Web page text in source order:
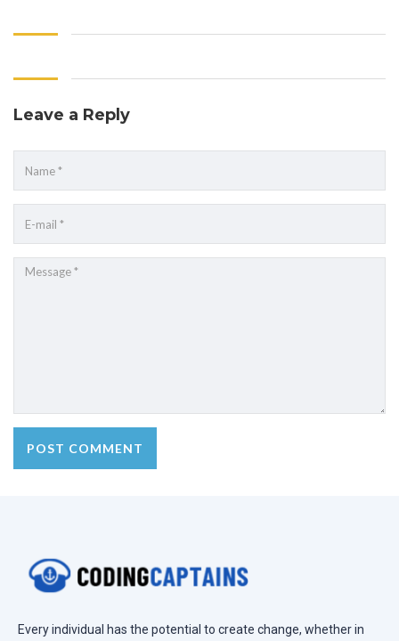
Leave a Reply
Every individual has the potential to create change, whether in